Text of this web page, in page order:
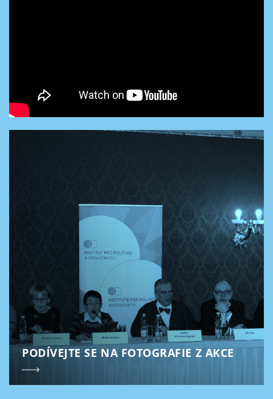
PODÍVEJTE SE NA FOTOGRAFIE Z AKCE